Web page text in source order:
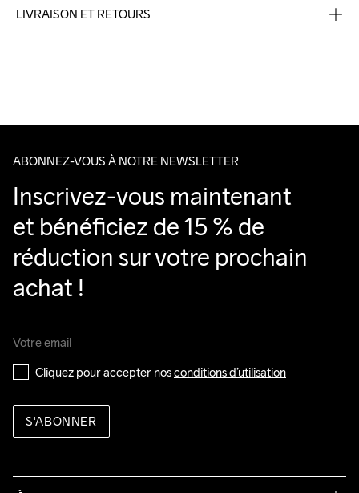
LIVRAISON ET RETOURS
ABONNEZ-VOUS À NOTRE NEWSLETTER
Inscrivez-vous maintenant
et bénéficiez de 15 % de
réduction sur votre prochain
achat !
Cliquez pour accepter nos conditions d’utilisation
S'ABONNER